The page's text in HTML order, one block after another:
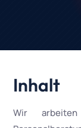
Inhalt
Wir